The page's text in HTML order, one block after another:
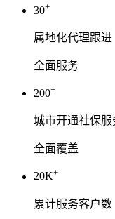
30+
属地化代理跟进
全面服务
200+
城市开通社保服
全面覆盖
20K+
累计服务客户数